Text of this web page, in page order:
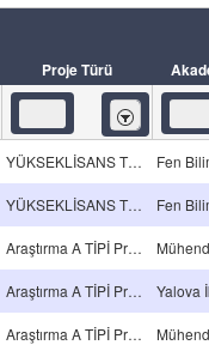
Proje Türü
İçeren
YÜKSEKLİSANS TEZ PROJESİ
YÜKSEKLİSANS TEZ PROJESİ
Araştırma A TİPİ Projeleri
Araştırma A TİPİ Projeleri
Araştırma A TİPİ Projeleri